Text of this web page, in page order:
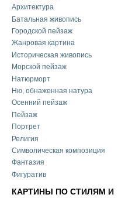
Архитектура
Батальная живопись
Городской пейзаж
Жанровая картина
Историческая живопись
Морской пейзаж
Натюрморт
Ню, обнаженная натура
Осенний пейзаж
Пейзаж
Портрет
Религия
Символическая композиция
Фантазия
Фигуратив
КАРТИНЫ ПО СТИЛЯМ И